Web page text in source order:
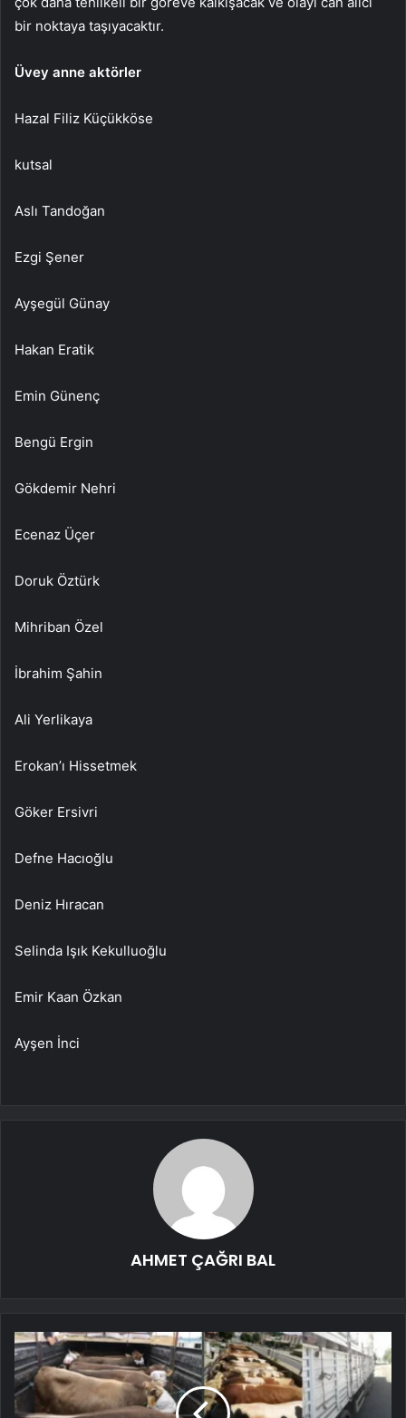
bir noktaya taşıyacaktır.
Üvey anne aktörler
Hazal Filiz Küçükköse
kutsal
Aslı Tandoğan
Ezgi Şener
Ayşegül Günay
Hakan Eratik
Emin Günenç
Bengü Ergin
Gökdemir Nehri
Ecenaz Üçer
Doruk Öztürk
Mihriban Özel
İbrahim Şahin
Ali Yerlikaya
Erokan’ı Hissetmek
Göker Ersivri
Defne Hacıoğlu
Deniz Hıracan
Selinda Işık Kekulluoğlu
Emir Kaan Özkan
Ayşen İnci
AHMET ÇAĞRI BAL